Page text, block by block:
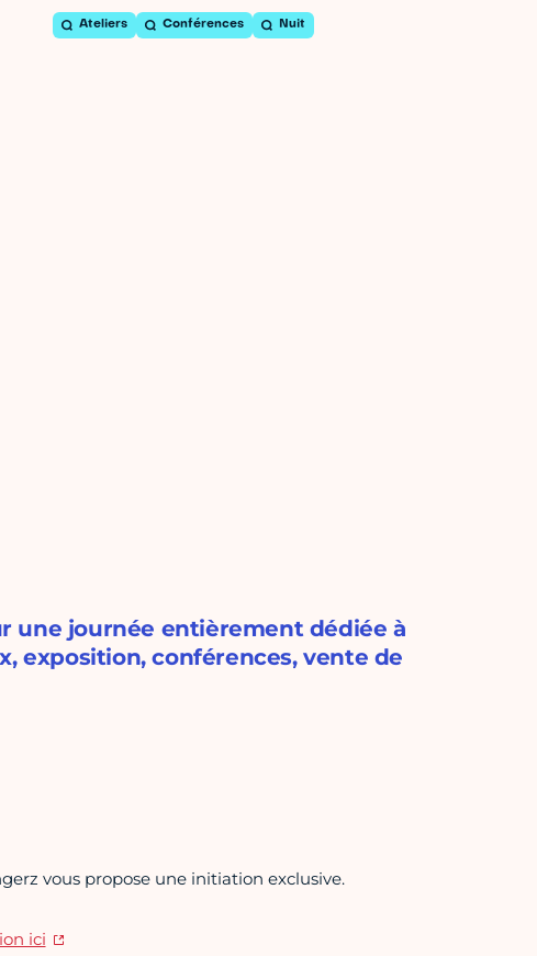
Ateliers Conférences Nuit
une journée entièrement dédiée à
exposition, conférences, vente de
vous propose une initiation exclusive.
ici